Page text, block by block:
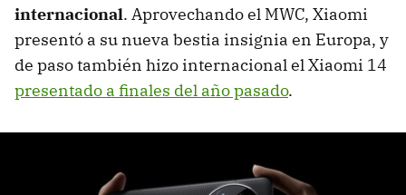
internacional. Aprovechando el MWC, Xiaomi
presentó a su nueva bestia insignia en Europa, y
de paso también hizo internacional el Xiaomi 14
presentado a finales del año pasado.